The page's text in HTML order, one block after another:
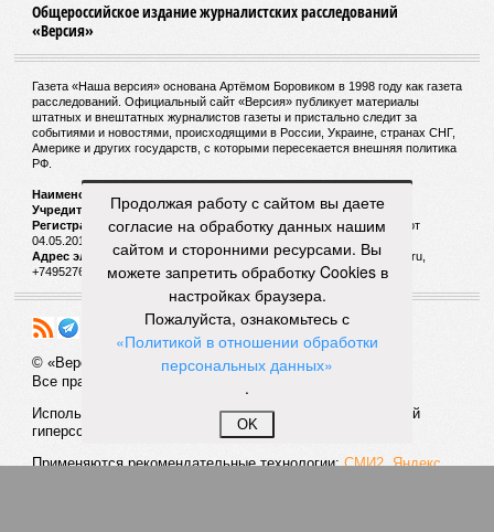
Общероссийское издание журналистских расследований
«Версия»
Газета «Наша версия» основана Артёмом Боровиком в 1998 году как газета
расследований. Официальный сайт «Версия» публикует материалы
штатных и внештатных журналистов газеты и пристально следит за
событиями и новостями, происходящими в России, Украине, странах СНГ,
Америке и других государств, с которыми пересекается внешняя политика
РФ.
Наименование:
Учредитель:
ООО «Версия»,Главный редактор:Горевой Р. Г.
Регистрационный номер Роскомнадзора:ЭЛ № ФС 77 - 72681 от
04.05.2018 г.
Адрес электронной почты и телефон редакции:versia@versia.ru,
+74952760348
© «Версия»
Все права защищены
Использование материалов «Версии» без индексируемой
гиперссылки запрещено
Применяются рекомендательные технологии:СМИ2, Яндекс,
Продолжая работу с сайтом вы даете
согласие на обработку данных нашим
сайтом и сторонними ресурсами. Вы
можете запретить обработку Cookies в
настройках браузера.
Пожалуйста, ознакомьтесь с
«Политикой в отношении обработки
персональных данных»
.
OK